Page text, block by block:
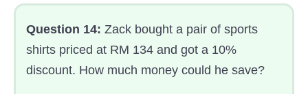
Question 14: Zack bought a pair of sports
shirts priced at RM 134 and got a 10%
discount. How much money could he save?